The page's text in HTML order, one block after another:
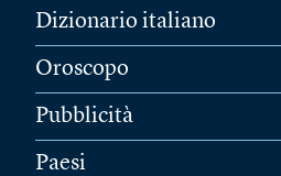
Dizionario italiano
Oroscopo
Pubblicità
Paesi